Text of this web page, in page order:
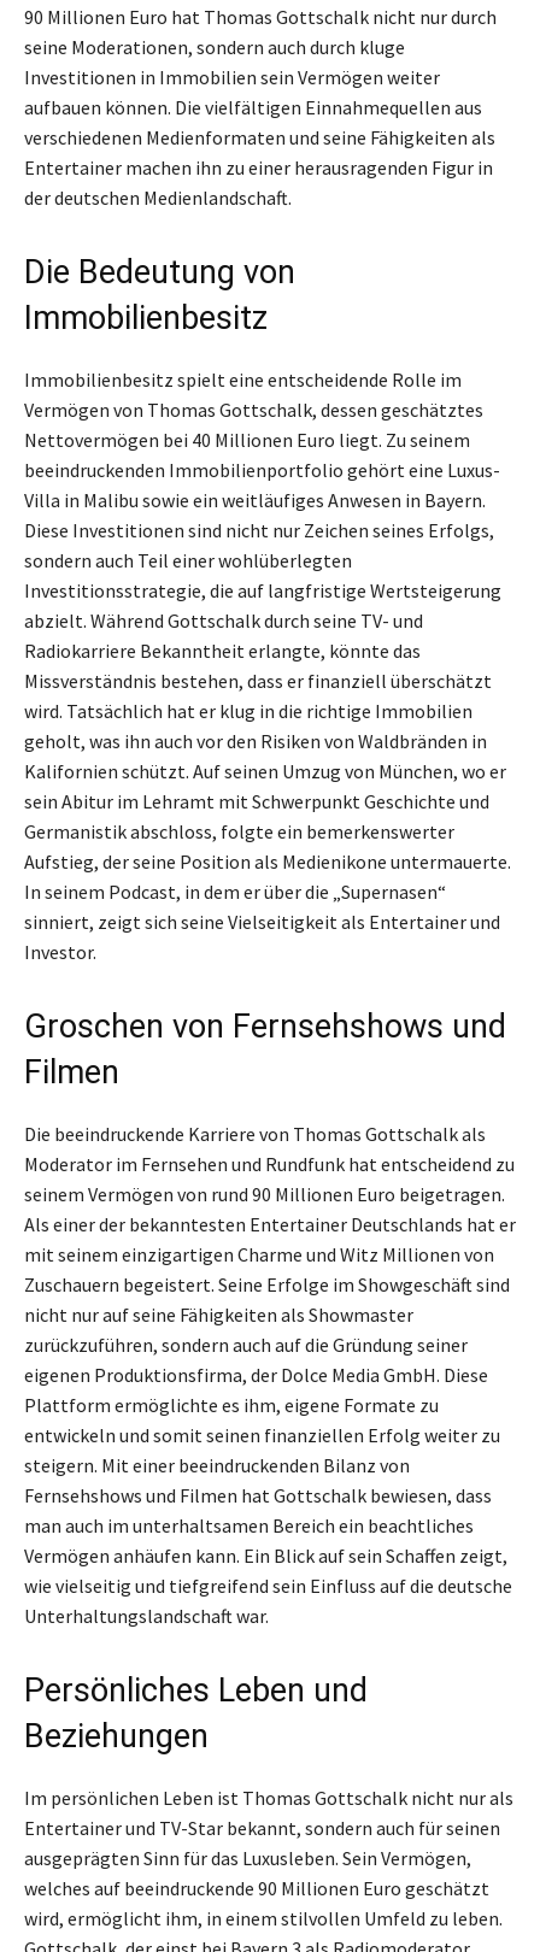
90 Millionen Euro hat Thomas Gottschalk nicht nur durch
seine Moderationen, sondern auch durch kluge
Investitionen in Immobilien sein Vermögen weiter
aufbauen können. Die vielfältigen Einnahmequellen aus
verschiedenen Medienformaten und seine Fähigkeiten als
Entertainer machen ihn zu einer herausragenden Figur in
der deutschen Medienlandschaft.
Die Bedeutung von
Immobilienbesitz
Immobilienbesitz spielt eine entscheidende Rolle im
Vermögen von Thomas Gottschalk, dessen geschätztes
Nettovermögen bei 40 Millionen Euro liegt. Zu seinem
beeindruckenden Immobilienportfolio gehört eine Luxus-
Villa in Malibu sowie ein weitläufiges Anwesen in Bayern.
Diese Investitionen sind nicht nur Zeichen seines Erfolgs,
sondern auch Teil einer wohlüberlegten
Investitionsstrategie, die auf langfristige Wertsteigerung
abzielt. Während Gottschalk durch seine TV- und
Radiokarriere Bekanntheit erlangte, könnte das
Missverständnis bestehen, dass er finanziell überschätzt
wird. Tatsächlich hat er klug in die richtige Immobilien
geholt, was ihn auch vor den Risiken von Waldbränden in
Kalifornien schützt. Auf seinen Umzug von München, wo er
sein Abitur im Lehramt mit Schwerpunkt Geschichte und
Germanistik abschloss, folgte ein bemerkenswerter
Aufstieg, der seine Position als Medienikone untermauerte.
In seinem Podcast, in dem er über die „Supernasen“
sinniert, zeigt sich seine Vielseitigkeit als Entertainer und
Investor.
Groschen von Fernsehshows und
Filmen
Die beeindruckende Karriere von Thomas Gottschalk als
Moderator im Fernsehen und Rundfunk hat entscheidend zu
seinem Vermögen von rund 90 Millionen Euro beigetragen.
Als einer der bekanntesten Entertainer Deutschlands hat er
mit seinem einzigartigen Charme und Witz Millionen von
Zuschauern begeistert. Seine Erfolge im Showgeschäft sind
nicht nur auf seine Fähigkeiten als Showmaster
zurückzuführen, sondern auch auf die Gründung seiner
eigenen Produktionsfirma, der Dolce Media GmbH. Diese
Plattform ermöglichte es ihm, eigene Formate zu
entwickeln und somit seinen finanziellen Erfolg weiter zu
steigern. Mit einer beeindruckenden Bilanz von
Fernsehshows und Filmen hat Gottschalk bewiesen, dass
man auch im unterhaltsamen Bereich ein beachtliches
Vermögen anhäufen kann. Ein Blick auf sein Schaffen zeigt,
wie vielseitig und tiefgreifend sein Einfluss auf die deutsche
Unterhaltungslandschaft war.
Persönliches Leben und
Beziehungen
Im persönlichen Leben ist Thomas Gottschalk nicht nur als
Entertainer und TV-Star bekannt, sondern auch für seinen
ausgeprägten Sinn für das Luxusleben. Sein Vermögen,
welches auf beeindruckende 90 Millionen Euro geschätzt
wird, ermöglicht ihm, in einem stilvollen Umfeld zu leben.